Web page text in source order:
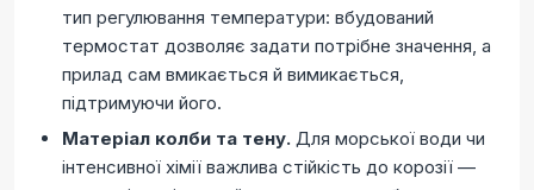
тип регулювання температури: вбудований
термостат дозволяє задати потрібне значення, а
прилад сам вмикається й вимикається,
підтримуючи його.
Матеріал колби та тену. Для морської води чи
інтенсивної хімії важлива стійкість до корозії —